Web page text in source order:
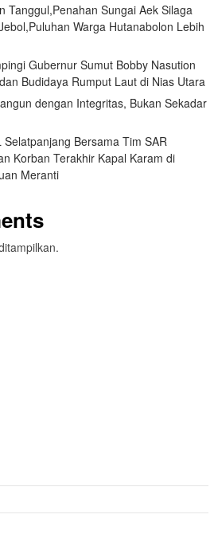
Tanggul,Penahan Sungai Aek Silaga
Warga Hutanabolon Lebih
Gubernur Sumut Bobby Nasution
Budidaya Rumput Laut di Nias Utara
dengan Integritas, Bukan Sekadar
Bersama Tim SAR
Korban Terakhir Kapal Karam di
Meranti